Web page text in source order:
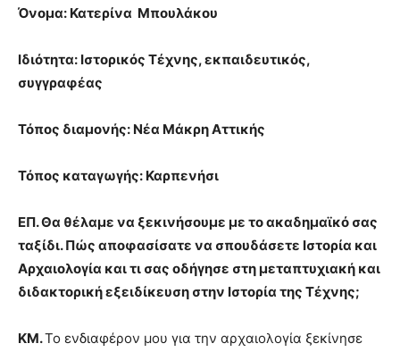
Όνομα: Κατερίνα Μπουλάκου
Ιδιότητα: Ιστορικός Τέχνης, εκπαιδευτικός,
συγγραφέας
Τόπος διαμονής: Νέα Μάκρη Αττικής
Τόπος καταγωγής: Καρπενήσι
ΕΠ. Θα θέλαμε να ξεκινήσουμε με το ακαδημαϊκό σας
ταξίδι. Πώς αποφασίσατε να σπουδάσετε Ιστορία και
Αρχαιολογία και τι σας οδήγησε στη μεταπτυχιακή και
διδακτορική εξειδίκευση στην Ιστορία της Τέχνης;
ΚΜ.Το ενδιαφέρον μου για την αρχαιολογία ξεκίνησε